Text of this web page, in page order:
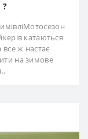
катаються
ж настає
на зимове